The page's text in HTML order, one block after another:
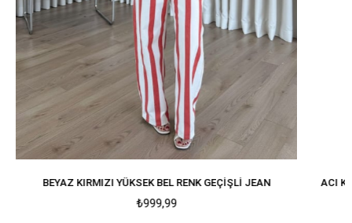
ACI KAHVE YÜKSEK BEL KEMERLI BOGY PANTOLON
₺1.099,99